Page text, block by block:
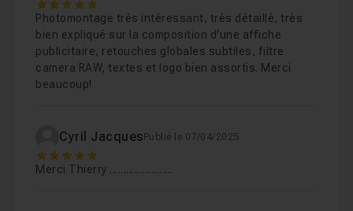
5
Photomontage très intéressant, très détaillé, très
bien expliqué sur la composition d'une affiche
publicitaire, retouches globales subtiles, filtre
camera RAW, textes et logo bien assortis. Merci
beaucoup!
Cyril Jacques Publié le 07/04/2025
5
Merci Thierry .......................